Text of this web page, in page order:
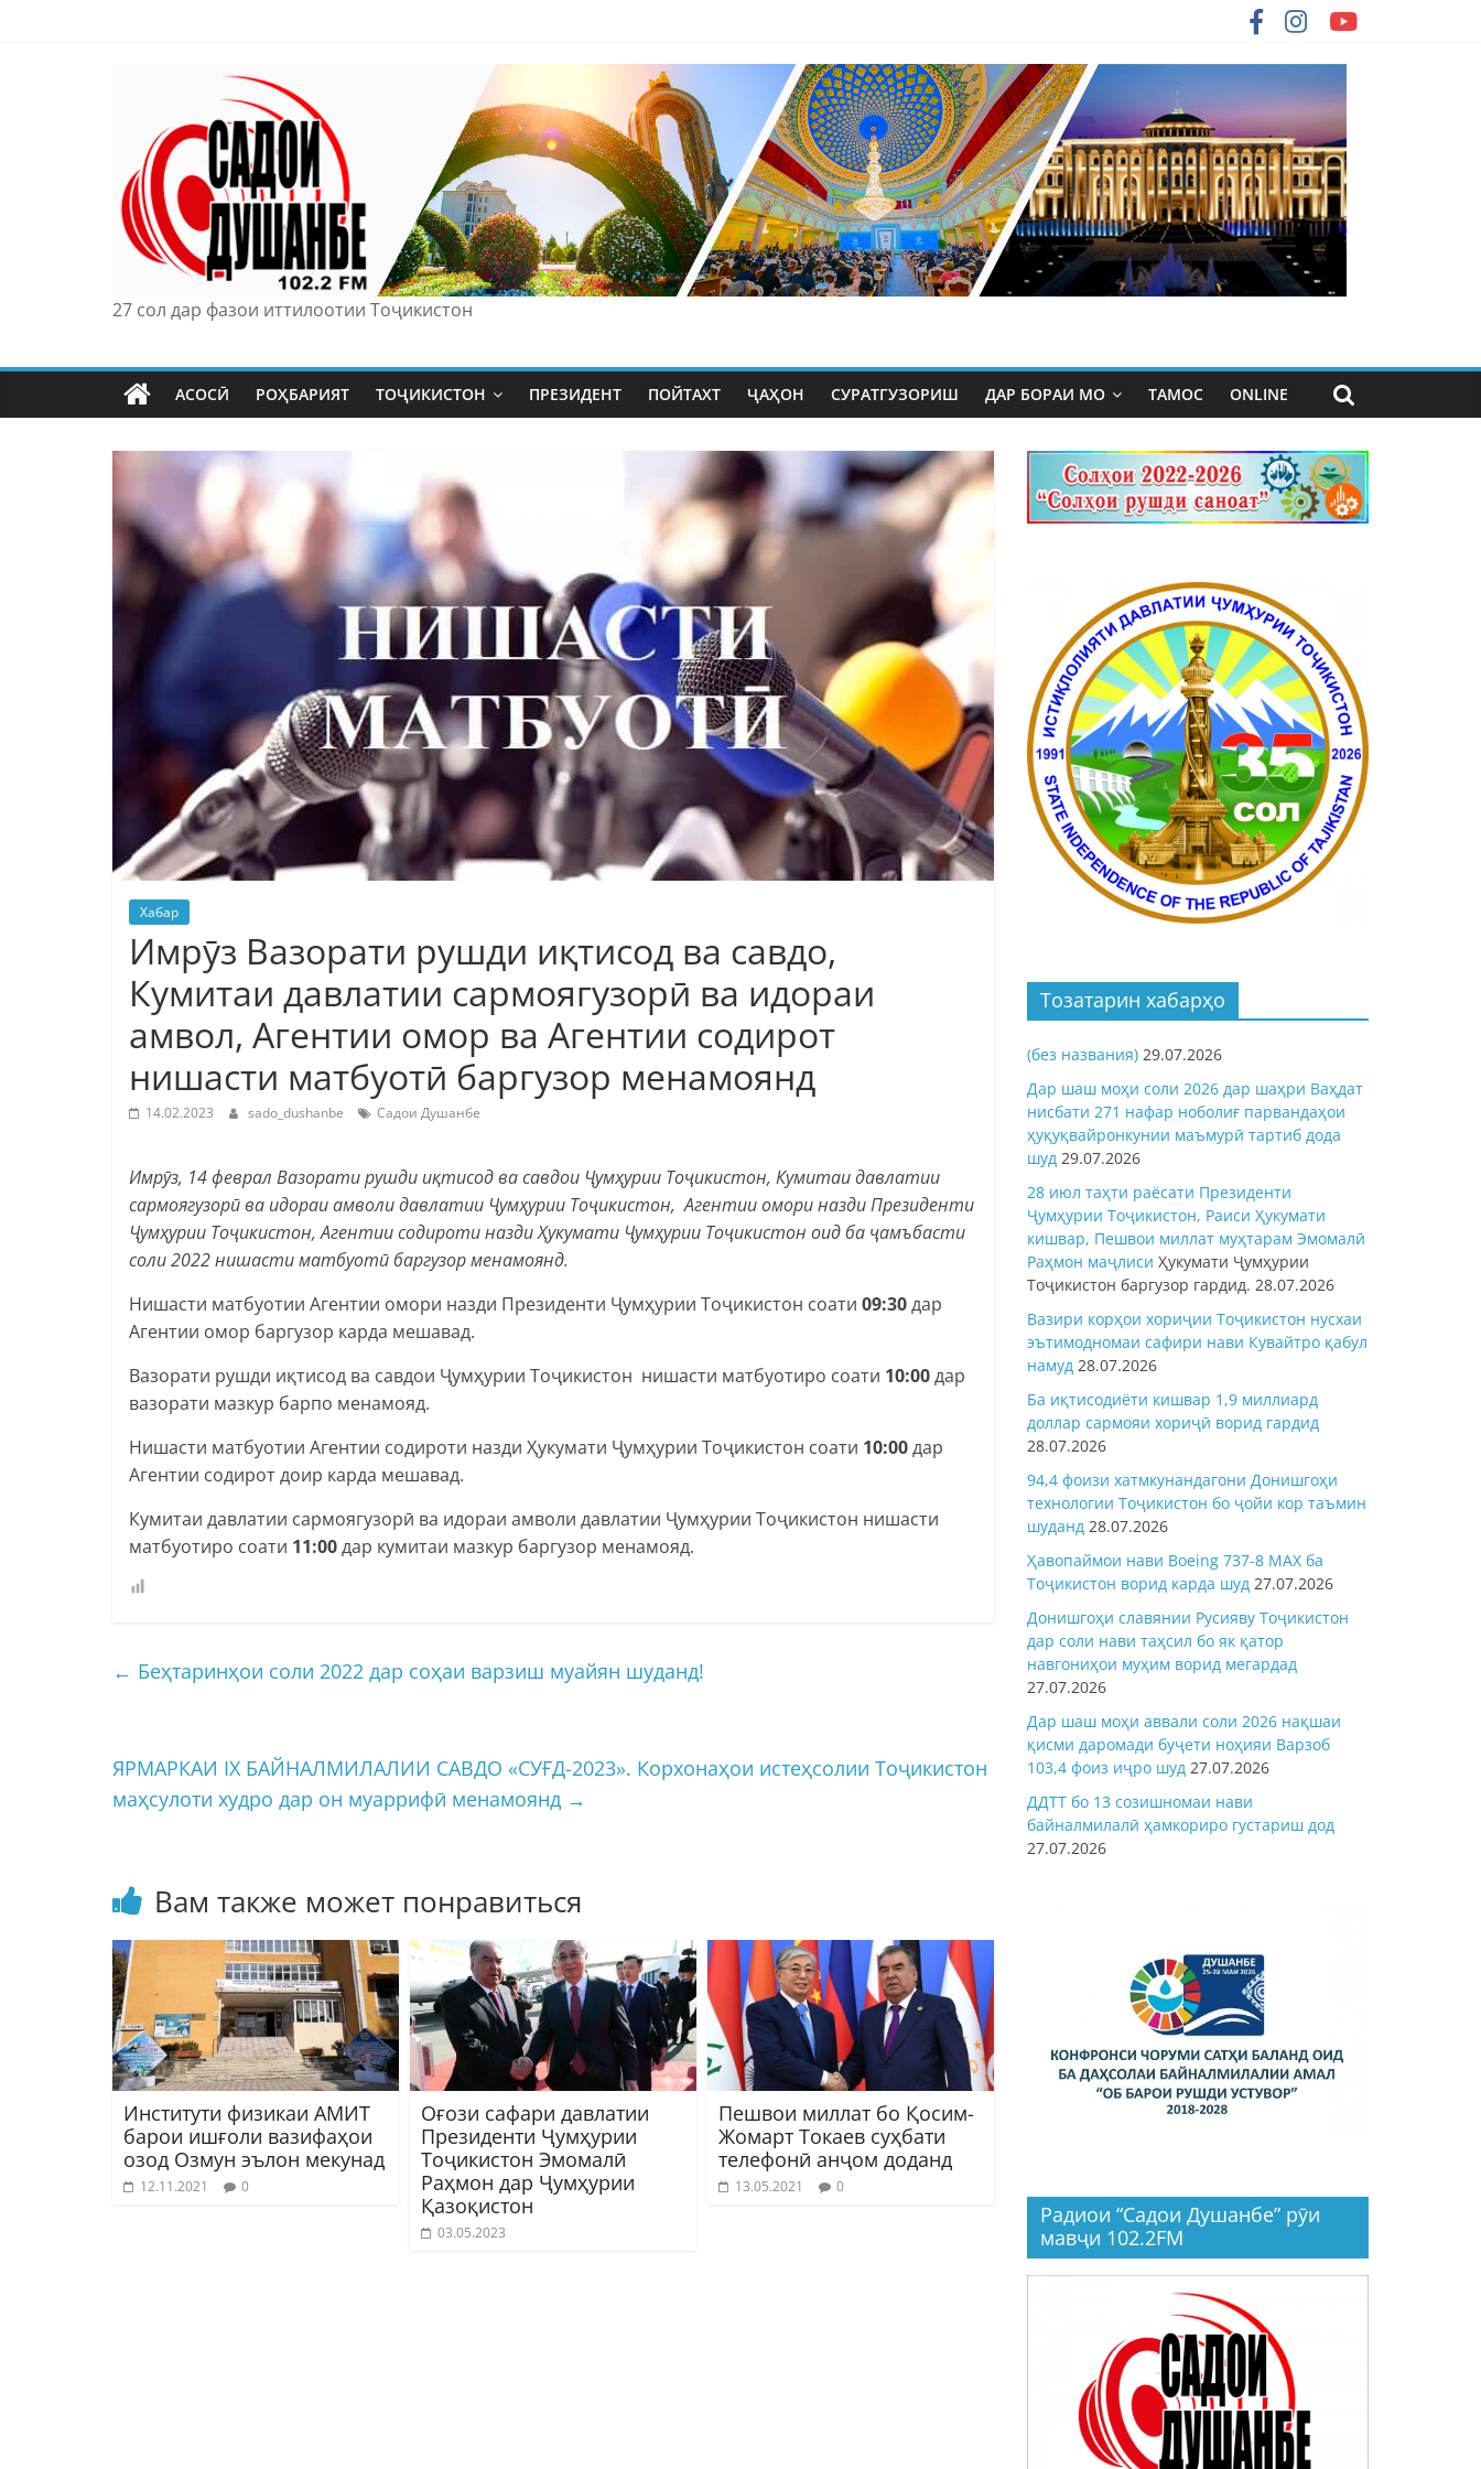
27 сол дар фазои иттилоотии Тоҷикистон
АСОСӢ РОҲБАРИЯТ ТОҶИКИСТОН ПРЕЗИДЕНТ ПОЙТАХТ ҶАҲОН СУРАТГУЗОРИШ ДАР БОРАИ МО ТАМОС ONLINE
Хабар
Имрӯз Вазорати рушди иқтисод ва савдо,
Кумитаи давлатии сармоягузорӣ ва идораи
амвол, Агентии омор ва Агентии содирот
нишасти матбуотӣ баргузор менамоянд
14.02.2023 sado_dushanbe Садои Душанбе
Имрӯз, 14 феврал Вазорати рушди иқтисод ва савдои Ҷумҳурии Тоҷикистон, Кумитаи давлатии
сармоягузорӣ ва идораи амволи давлатии Ҷумҳурии Тоҷикистон, Агентии омори назди Президенти
Ҷумҳурии Тоҷикистон, Агентии содироти назди Ҳукумати Ҷумҳурии Тоҷикистон оид ба ҷамъбасти
соли 2022 нишасти матбуотӣ баргузор менамоянд.
Нишасти матбуотии Агентии омори назди Президенти Ҷумҳурии Тоҷикистон соати 09:30дар
Агентии омор баргузор карда мешавад.
Вазорати рушди иқтисод ва савдои Ҷумҳурии Тоҷикистон нишасти матбуотиро соати 10:00дар
вазорати мазкур барпо менамояд.
Нишасти матбуотии Агентии содироти назди Ҳукумати Ҷумҳурии Тоҷикистон соати 10:00дар
Агентии содирот доир карда мешавад.
Кумитаи давлатии сармоягузорӣ ва идораи амволи давлатии Ҷумҳурии Тоҷикистон нишасти
матбуотиро соати 11:00дар кумитаи мазкур баргузор менамояд.
← Беҳтаринҳои соли 2022 дар соҳаи варзиш муайян шуданд!
ЯРМАРКАИ IX БАЙНАЛМИЛАЛИИ САВДО «СУҒД-2023». Корхонаҳои истеҳсолии Тоҷикистон
маҳсулоти худро дар он муаррифӣ менамоянд →
Вам также может понравиться
Институти физикаи АМИТ
барои ишғоли вазифаҳои
озод Озмун эълон мекунад
12.11.2021 0
Оғози сафари давлатии
Президенти Ҷумҳурии
Тоҷикистон Эмомалӣ
Раҳмон дар Ҷумҳурии
Қазоқистон
03.05.2023
Пешвои миллат бо Қосим-
Жомарт Токаев суҳбати
телефонӣ анҷом доданд
13.05.2021 0
Тозатарин хабарҳо
(без названия) 29.07.2026
Дар шаш моҳи соли 2026 дар шаҳри Ваҳдат
нисбати 271 нафар ноболиғ парвандаҳои
ҳуқуқвайронкунии маъмурӣ тартиб дода
шуд 29.07.2026
28 июл таҳти раёсати Президенти
Ҷумҳурии Тоҷикистон, Раиси Ҳукумати
кишвар, Пешвои миллат муҳтарам Эмомалӣ
Раҳмон маҷлиси Ҳукумати Ҷумҳурии
Тоҷикистон баргузор гардид. 28.07.2026
Вазири корҳои хориҷии Тоҷикистон нусхаи
эътимодномаи сафири нави Кувайтро қабул
намуд 28.07.2026
Ба иқтисодиёти кишвар 1,9 миллиард
доллар сармояи хориҷӣ ворид гардид
28.07.2026
94,4 фоизи хатмкунандагони Донишгоҳи
технологии Тоҷикистон бо ҷойи кор таъмин
шуданд 28.07.2026
Ҳавопаймои нави Boeing 737-8 MAX ба
Тоҷикистон ворид карда шуд 27.07.2026
Донишгоҳи славянии Русияву Тоҷикистон
дар соли нави таҳсил бо як қатор
навгониҳои муҳим ворид мегардад
27.07.2026
Дар шаш моҳи аввали соли 2026 нақшаи
қисми даромади буҷети ноҳияи Варзоб
103,4 фоиз иҷро шуд 27.07.2026
ДДТТ бо 13 созишномаи нави
байналмилалӣ ҳамкориро густариш дод
27.07.2026
Радиои “Садои Душанбе” рӯи
мавҷи 102.2FM